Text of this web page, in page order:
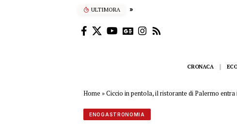
ULTIMORA Blitz della Finanza a Palermo,
CRONACA
Home »Ciccio in pentola, il ristorante di Palermo
ENOGASTRONOMIA